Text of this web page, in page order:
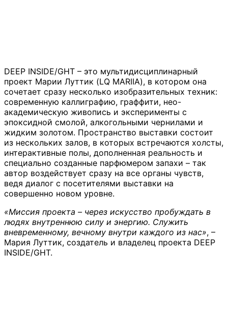
DEEP INSIDE/GHT – это мультидисциплинарный
проект Марии Луттик (LQ MARIIA), в котором она
сочетает сразу несколько изобразительных техник:
современную каллиграфию, граффити, нео-
академическую живопись и эксперименты с
эпоксидной смолой, алкогольными чернилами и
жидким золотом. Пространство выставки состоит
из нескольких залов, в которых встречаются холсты,
интерактивные полы, дополненная реальность и
специально созданные парфюмером запахи – так
автор воздействует сразу на все органы чувств,
ведя диалог с посетителями выставки на
совершенно новом уровне.
«Миссия проекта – через искусство пробуждать в
людях внутреннюю силу и энергию. Служить
вневременному, вечному внутри каждого из нас», –
Мария Луттик, создатель и владелец проекта DEEP
INSIDE/GHT.